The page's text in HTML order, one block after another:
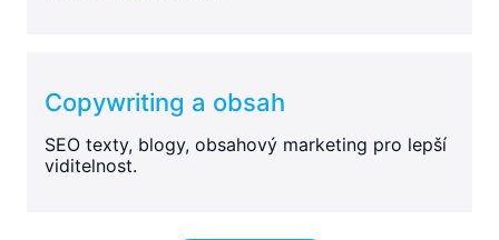
Copywriting a obsah
SEO texty, blogy, obsahový marketing pro lepší
viditelnost.